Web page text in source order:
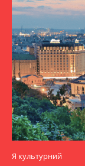
Я культурний